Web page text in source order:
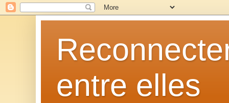
entre elles